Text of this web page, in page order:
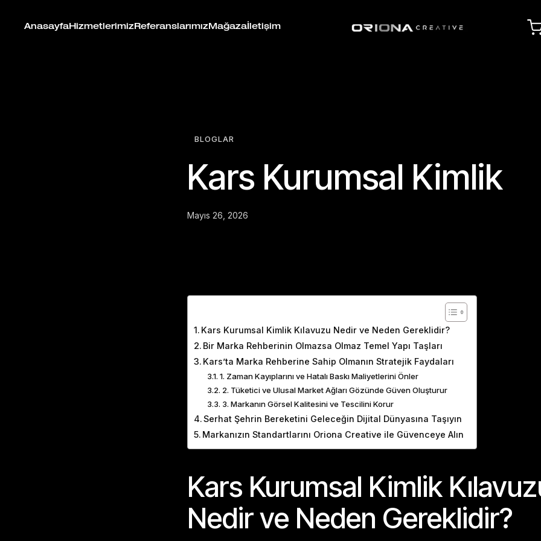
Anasayfa Hizmetlerimiz Referanslarımız Mağaza İletişim
BLOGLAR
Kars Kurumsal Kimlik
Mayıs 26, 2026
Kars Kurumsal Kimlik Kılavuzu Nedir ve Neden Gereklidir?
Bir Marka Rehberinin Olmazsa Olmaz Temel Yapı Taşları
Kars’ta Marka Rehberine Sahip Olmanın Stratejik Faydaları
1. Zaman Kayıplarını ve Hatalı Baskı Maliyetlerini Önler
2. Tüketici ve Ulusal Market Ağları Gözünde Güven Oluşturur
3. Markanın Görsel Kalitesini ve Tescilini Korur
Serhat Şehrin Bereketini Geleceğin Dijital Dünyasına Taşıyın
Markanızın Standartlarını Oriona Creative ile Güvenceye Alın
Kars Kurumsal Kimlik
Nedir ve Neden Gereklidir?